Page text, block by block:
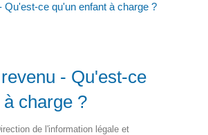
Qu'est-ce qu'un enfant à charge ?
- Qu'est-ce
charge ?
de l'information légale et